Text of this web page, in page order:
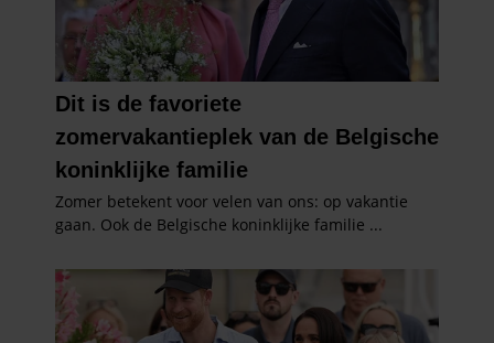
partners voor social media, adverteren en analyse. Deze
partners kunnen deze gegevens combineren met andere
informatie die u aan ze heeft verstrekt of die ze hebben
verzameld op basis van uw gebruik van hun services. U
gebruiken.